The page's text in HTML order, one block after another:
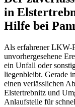
in
Hilfe bei
Als erfahrener LKW-
unvorhergesehene
ein Unfall oder
liegenbleibt. Gerade
einen verlässlichen
Elstertrebnitz und
Anlaufstelle für